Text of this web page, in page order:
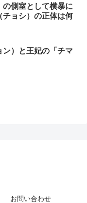
の側室として横暴に
チョシ）の正体は何
ン）と王妃の「チマ
お問い合わせ